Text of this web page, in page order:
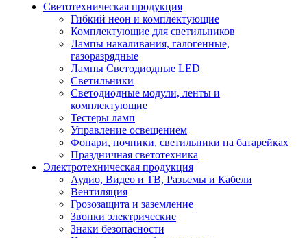
Светотехническая продукция
Гибкий неон и комплектующие
Комплектующие для светильников
Лампы накаливания, галогенные,
газоразрядные
Лампы Светодиодные LED
Светильники
Светодиодные модули, ленты и
комплектующие
Тестеры ламп
Управление освещением
Фонари, ночники, светильники на батарейках
Праздничная светотехника
Электротехническая продукция
Аудио, Видео и ТВ, Разъемы и Кабели
Вентиляция
Грозозащита и заземление
Звонки электрические
Знаки безопасности